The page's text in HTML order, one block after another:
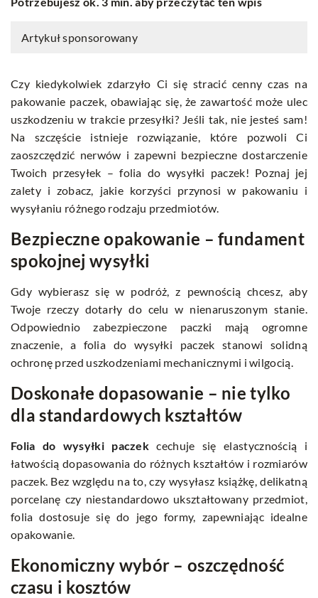
Artykuł sponsorowany
Czy kiedykolwiek zdarzyło Ci się stracić cenny czas na
pakowanie paczek, obawiając się, że zawartość może ulec
uszkodzeniu w trakcie przesyłki? Jeśli tak, nie jesteś sam!
Na szczęście istnieje rozwiązanie, które pozwoli Ci
zaoszczędzić nerwów i zapewni bezpieczne dostarczenie
Twoich przesyłek – folia do wysyłki paczek! Poznaj jej
zalety i zobacz, jakie korzyści przynosi w pakowaniu i
wysyłaniu różnego rodzaju przedmiotów.
Bezpieczne opakowanie – fundament
spokojnej wysyłki
Gdy wybierasz się w podróż, z pewnością chcesz, aby
Twoje rzeczy dotarły do celu w nienaruszonym stanie.
Odpowiednio zabezpieczone paczki mają ogromne
znaczenie, a folia do wysyłki paczek stanowi solidną
ochronę przed uszkodzeniami mechanicznymi i wilgocią.
Doskonałe dopasowanie – nie tylko
dla standardowych kształtów
Folia do wysyłki paczekcechuje się elastycznością i
łatwością dopasowania do różnych kształtów i rozmiarów
paczek. Bez względu na to, czy wysyłasz książkę, delikatną
porcelanę czy niestandardowo ukształtowany przedmiot,
folia dostosuje się do jego formy, zapewniając idealne
opakowanie.
Ekonomiczny wybór – oszczędność
czasu i kosztów